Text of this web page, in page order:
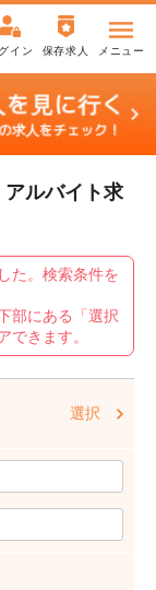
イン 保存求人 メニュー
アルバイト求
た。検索条件を
部にある「選択
できます。
選択